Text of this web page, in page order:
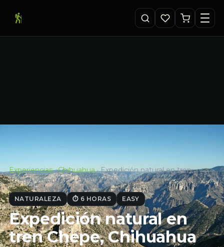
Experiencias · Chihuahua · Expedición natural en tren
Chepe, Chihua…
NATURALEZA ⏱ 6 HORAS EASY
Expedición natural en
tren Chepe, Chihuahua